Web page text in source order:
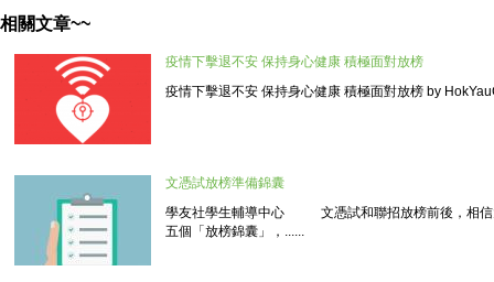
相關文章~~
疫情下擊退不安 保持身心健康 積極面對放榜
疫情下擊退不安 保持身心健康 積極面對放榜 by
文憑試放榜準備錦囊
學友社學生輔導中心 文憑試和聯招放榜前後，相信
五個「放榜錦囊」，......